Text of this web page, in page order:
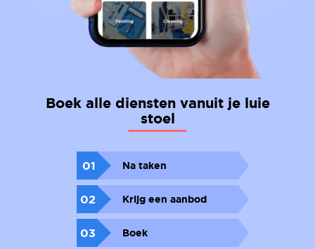
Boek alle diensten vanuit je luie
stoel
01 Na taken
02 Krijg een aanbod
03 Boek